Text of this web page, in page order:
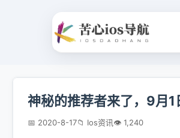
神秘的推荐者来了，9月1
📅 2020-8-17📁 Ios资讯👁 1,240